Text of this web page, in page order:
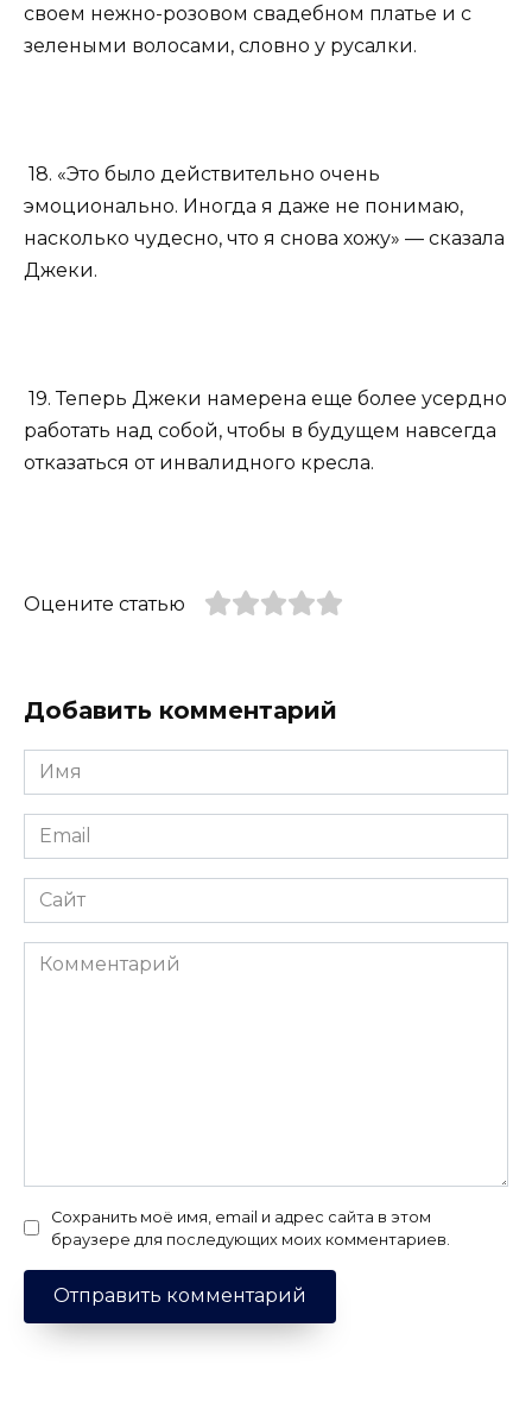
своем нежно-розовом свадебном платье и с
зелеными волосами, словно у русалки.
18. «Это было действительно очень
эмоционально. Иногда я даже не понимаю,
насколько чудесно, что я снова хожу» — сказала
Джеки.
19. Теперь Джеки намерена еще более усердно
работать над собой, чтобы в будущем навсегда
отказаться от инвалидного кресла.
Оцените статью
Добавить комментарий
Имя
*
Email
*
Сайт
Комментарий
Сохранить моё имя, email и адрес сайта в этом
браузере для последующих моих комментариев.